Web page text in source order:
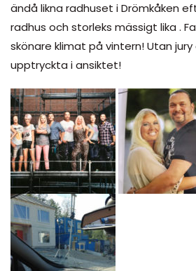
ändå likna radhuset i Drömkåken
radhus och storleks mässigt lika .
skönare klimat på vintern! Utan
upptryckta i ansiktet!